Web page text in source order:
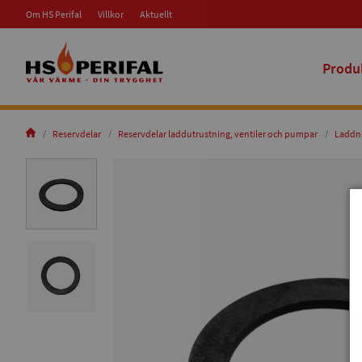
Om HS Perifal Villkor Aktuellt
Reservdelar Reservdelar laddutrustning, ventiler och pumpar